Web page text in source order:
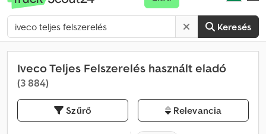
Keresés
Iveco Teljes Felszerelés használt eladó
(3 884)
Szűrő Relevancia